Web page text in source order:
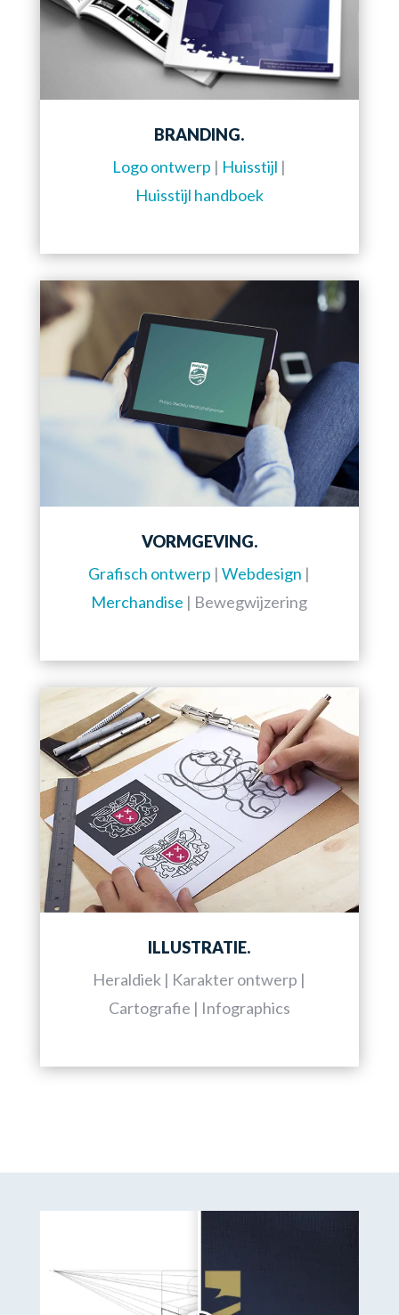
BRANDING.
Logo ontwerp | Huisstijl |
Huisstijl handboek
VORMGEVING.
Grafisch ontwerp |Webdesign |
Merchandise | Bewegwijzering
ILLUSTRATIE.
Heraldiek | Karakter ontwerp |
Cartografie | Infographics